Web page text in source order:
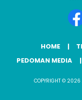
HOME
PEDOMAN MEDIA
COPYRIGHT © 2026